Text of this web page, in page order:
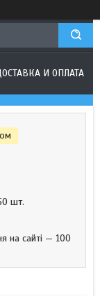
И ОПЛАТА
шт.
на сайті — 100